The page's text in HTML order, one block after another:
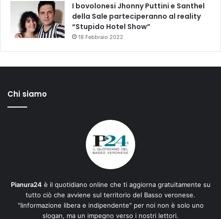
I bovolonesi Jhonny Puttini e Santhel
della Sale parteciperanno al reality
“Stupido Hotel Show”
18 Febbraio 2022
Chi siamo
Pianura24 è il quotidiano online che ti aggiorna gratuitamente su
tutto ciò che avviene sul territorio del Basso veronese.
"Iinformazione libera e indipendente" per noi non è solo uno
slogan, ma un impegno verso i nostri lettori.